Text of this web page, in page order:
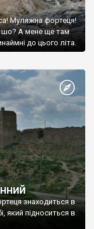
Муляжна фортеця!
шо? А мене ще там
до цього літа.
знаходиться в
який підноситься в